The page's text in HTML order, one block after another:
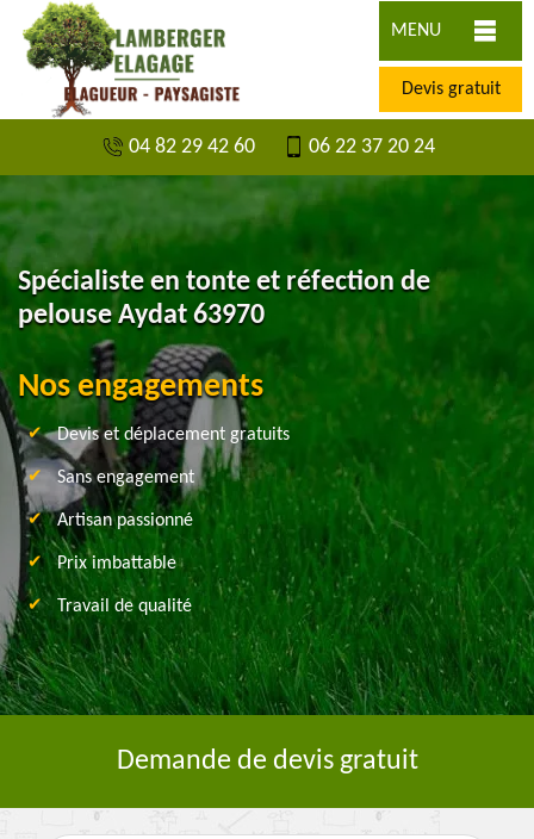
MENU
Devis gratuit
04 82 29 42 60 06 22 37 20 24
Spécialiste en tonte et réfection de
pelouse Aydat 63970
Nos engagements
Devis et déplacement gratuits
Sans engagement
Artisan passionné
Prix imbattable
Travail de qualité
Demande de devis gratuit